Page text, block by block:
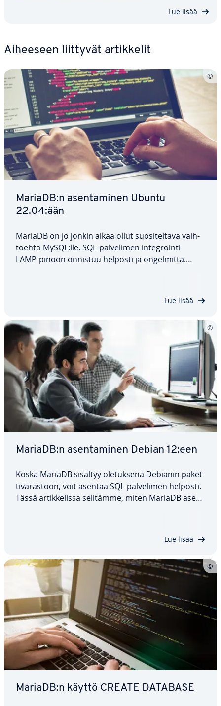
Lue lisää
Aiheeseen liittyvät ar­tik­ke­lit
MariaDB:n asen­ta­mi­nen Ubuntu
22.04:ään
MariaDB on jo jonkin aikaa ollut suo­si­tel­ta­va vaih­
toeh­to MySQL:lle. SQL-pal­ve­li­men in­tegroin­ti
LAMP-pinoon onnistuu helposti ja on­gel­mit­ta.
Lue lisää
MariaDB:n asen­ta­mi­nen Debian 12:een
Koska MariaDB sisältyy ole­tuk­se­na Debianin pa­ket­
ti­va­ras­toon, voit asentaa SQL-pal­ve­li­men helposti.
Tässä ar­tik­ke­lis­sa selitämme, miten MariaDB asen­
Lue lisää
MariaDB:n käyttö CREATE DATABASE